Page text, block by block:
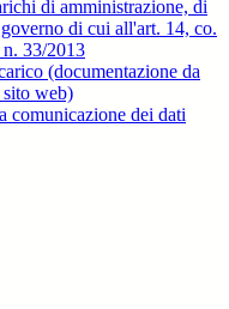
di amministrazione, di
di cui all'art. 14, co.
33/2013
(documentazione da
web)
comunicazione dei dati